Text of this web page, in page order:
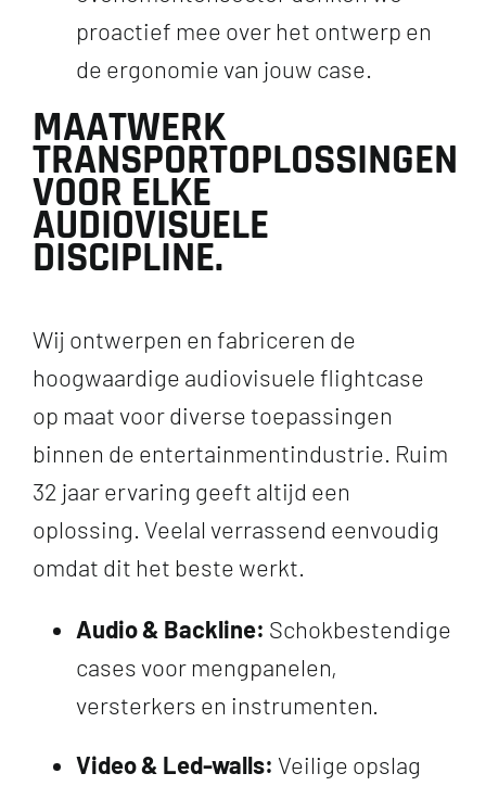
proactief mee over het ontwerp en
de ergonomie van jouw case.
MAATWERK
TRANSPORTOPLOSSINGEN
VOOR ELKE
AUDIOVISUELE
DISCIPLINE.
Wij ontwerpen en fabriceren de
hoogwaardige audiovisuele flightcase
op maat voor diverse toepassingen
binnen de entertainmentindustrie. Ruim
32 jaar ervaring geeft altijd een
oplossing. Veelal verrassend eenvoudig
omdat dit het beste werkt.
Audio & Backline: Schokbestendige
cases voor mengpanelen,
versterkers en instrumenten.
Video & Led-walls: Veilige opslag